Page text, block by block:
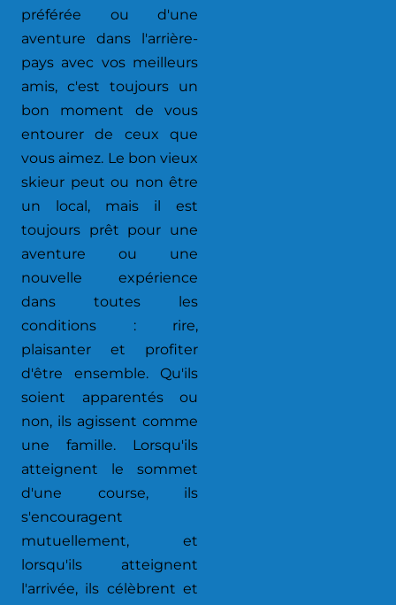
préférée ou d'une
aventure dans l'arrière-
pays avec vos meilleurs
amis, c'est toujours un
bon moment de vous
entourer de ceux que
vous aimez. Le bon vieux
skieur peut ou non être
un local, mais il est
toujours prêt pour une
aventure ou une
nouvelle expérience
dans toutes les
conditions : rire,
plaisanter et profiter
d'être ensemble. Qu'ils
soient apparentés ou
non, ils agissent comme
une famille. Lorsqu'ils
atteignent le sommet
d'une course, ils
s'encouragent
mutuellement, et
lorsqu'ils atteignent
l'arrivée, ils célèbrent et